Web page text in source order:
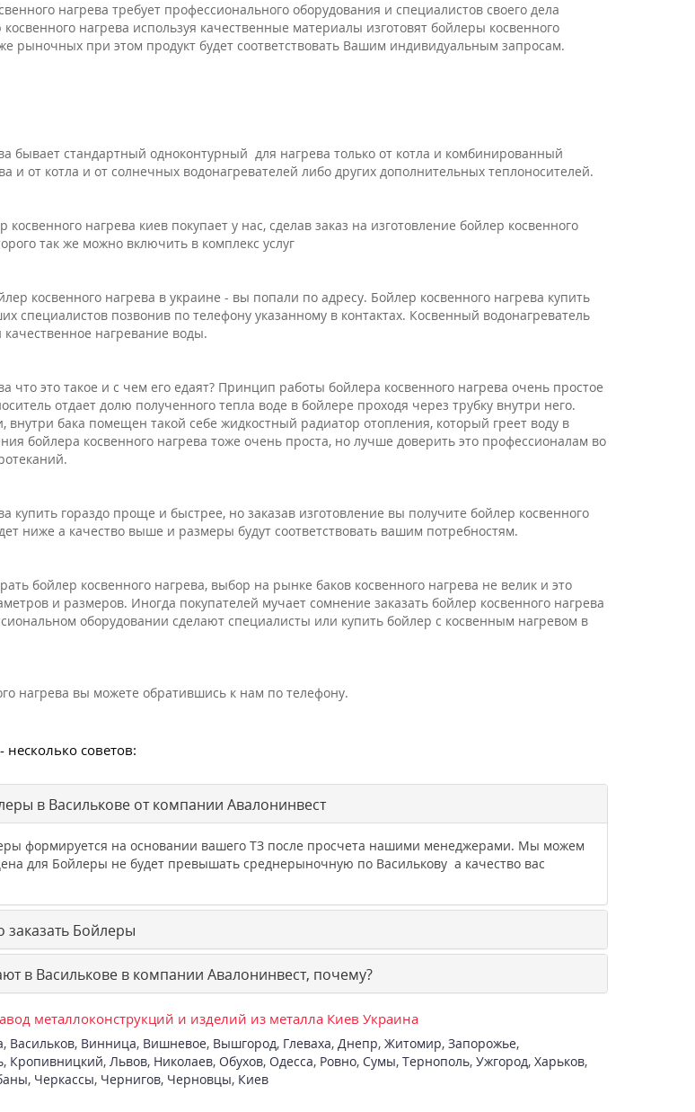
нагрева требует профессионального оборудования и специалистов своего дела
нагрева используя качественные материалы изготовят бойлеры косвенного
рыночных при этом продукт будет соответствовать Вашим индивидуальным запросам.
бывает стандартный одноконтурный для нагрева только от котла и комбинированный
и от котла и от солнечных водонагревателей либо других дополнительных теплоносителей.
нагрева киев покупает у нас, сделав заказ на изготовление бойлер косвенного
так же можно включить в комплекс услуг
косвенного нагрева в украине - вы попали по адресу. Бойлер косвенного нагрева купить
специалистов позвонив по телефону указанному в контактах. Косвенный водонагреватель
нагревание воды.
что это такое и с чем его едаят? Принцип работы бойлера косвенного нагрева очень простое
отдает долю полученного тепла воде в бойлере проходя через трубку внутри него.
внутри бака помещен такой себе жидкостный радиатор отопления, который греет воду в
бойлера косвенного нагрева тоже очень проста, но лучше доверить это профессионалам во
купить гораздо проще и быстрее, но заказав изготовление вы получите бойлер косвенного
ниже а качество выше и размеры будут соответствовать вашим потребностям.
бойлер косвенного нагрева, выбор на рынке баков косвенного нагрева не велик и это
и размеров. Иногда покупателей мучает сомнение заказать бойлер косвенного нагрева
оборудовании сделают специалисты или купить бойлер с косвенным нагревом в
нагрева вы можете обратившись к нам по телефону.
советов:
в Василькове от компании Авалонинвест
формируется на основании вашего ТЗ после просчета нашими менеджерами. Мы можем
для Бойлеры не будет превышать среднерыночную по Василькову а качество вас
заказать Бойлеры
в Василькове в компании Авалонинвест, почему?
металлоконструкций и изделий из металла Киев Украина
, Васильков, Винница, Вишневое, Вышгород, Глеваха, Днепр, Житомир, Запорожье,
, Кропивницкий, Львов, Николаев, Обухов, Одесса, Ровно, Сумы, Тернополь, Ужгород, Харьков,
, Черкассы, Чернигов, Черновцы, Киев